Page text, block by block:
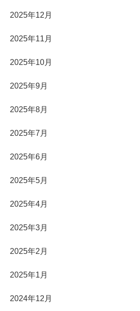
2025年12月
2025年11月
2025年10月
2025年9月
2025年8月
2025年7月
2025年6月
2025年5月
2025年4月
2025年3月
2025年2月
2025年1月
2024年12月